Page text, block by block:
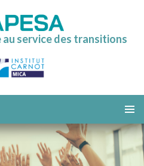
service des transitions
MENU